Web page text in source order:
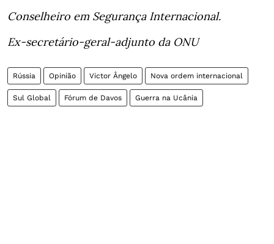
Conselheiro em Segurança Internacional.
Ex-secretário-geral-adjunto da ONU
Rússia Opinião Victor Ângelo Nova ordem internacional
Sul Global Fórum de Davos Guerra na Ucânia